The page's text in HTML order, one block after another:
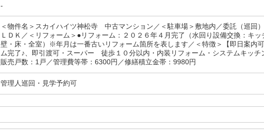
-
＜物件名＞スカイハイツ神松寺 中古マンション／＜駐車場＞敷地内／委託（巡回
ＬＤＫ／＜リフォーム＞●リフォーム：２０２６年４月完了（水回り設備交換：キ
壁・床・全室）※年月は一番古いリフォーム箇所を表します／＜特徴＞【即日案内
ム完了♪、即引渡可・スーパー 徒歩１０分以内・内装リフォーム・システムキッチ
販売戸数：1戸／管理費等帯：6300円／修繕積立金帯：9980円
管理人巡回・見学予約可